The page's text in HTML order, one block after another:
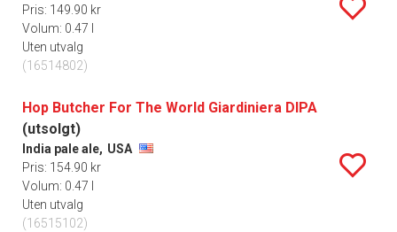
Pris: 149.90 kr
Volum: 0.47 l
Uten utvalg
(16514802)
Hop Butcher For The World Giardiniera DIPA
(utsolgt)
India pale ale, USA
Pris: 154.90 kr
Volum: 0.47 l
Uten utvalg
(16515102)